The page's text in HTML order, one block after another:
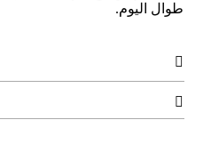
طوال اليوم.

